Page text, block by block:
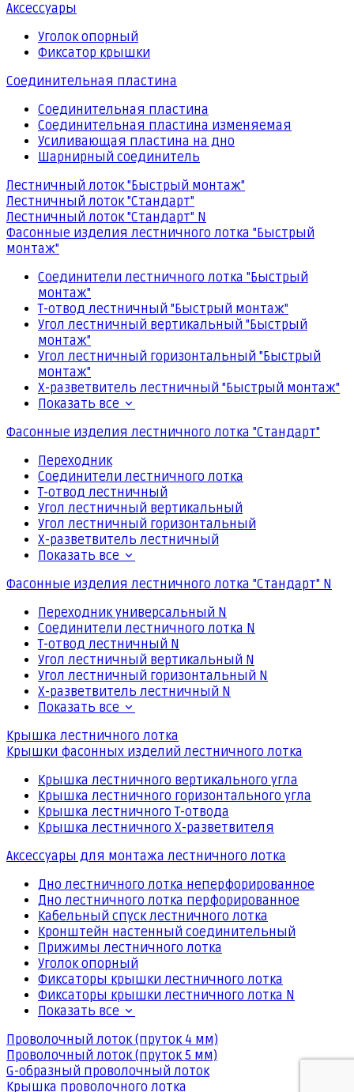
Аксессуары
Уголок опорный
Фиксатор крышки
Соединительная пластина
Соединительная пластина
Соединительная пластина изменяемая
Усиливающая пластина на дно
Шарнирный соединитель
Лестничный лоток "Быстрый монтаж"
Лестничный лоток "Стандарт"
Лестничный лоток "Стандарт" N
Фасонные изделия лестничного лотка "Быстрый
монтаж"
Соединители лестничного лотка "Быстрый
монтаж"
Т-отвод лестничный "Быстрый монтаж"
Угол лестничный вертикальный "Быстрый
монтаж"
Угол лестничный горизонтальный "Быстрый
монтаж"
Х-разветвитель лестничный "Быстрый монтаж"
Показать все
Фасонные изделия лестничного лотка "Стандарт"
Переходник
Соединители лестничного лотка
Т-отвод лестничный
Угол лестничный вертикальный
Угол лестничный горизонтальный
Х-разветвитель лестничный
Показать все
Фасонные изделия лестничного лотка "Стандарт" N
Переходник универсальный N
Соединители лестничного лотка N
Т-отвод лестничный N
Угол лестничный вертикальный N
Угол лестничный горизонтальный N
Х-разветвитель лестничный N
Показать все
Крышка лестничного лотка
Крышки фасонных изделий лестничного лотка
Крышка лестничного вертикального угла
Крышка лестничного горизонтального угла
Крышка лестничного Т-отвода
Крышка лестничного Х-разветвителя
Аксессуары для монтажа лестничного лотка
Дно лестничного лотка неперфорированное
Дно лестничного лотка перфорированное
Кабельный спуск лестничного лотка
Кронштейн настенный соединительный
Прижимы лестничного лотка
Уголок опорный
Фиксаторы крышки лестничного лотка
Фиксаторы крышки лестничного лотка N
Показать все
Проволочный лоток (пруток 4 мм)
Проволочный лоток (пруток 5 мм)
G-образный проволочный лоток
Крышка проволочного лотка